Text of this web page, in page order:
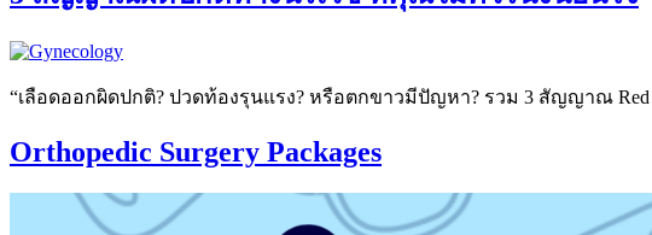
“เลือดออกผิดปกติ? ปวดท้องรุนแรง? หรือตกขาวมีปัญหา? รวม 3 สัญญาณ
Orthopedic Surgery Packages